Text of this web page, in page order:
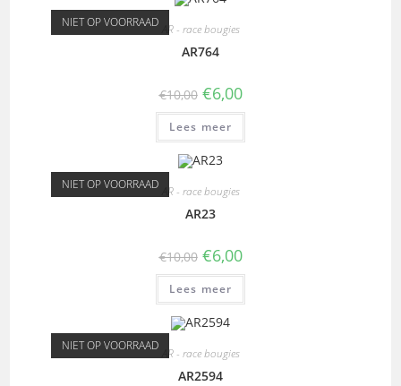
NIET OP VOORRAAD AR - race bougies
AR764
€10,00 €6,00
Lees meer
NIET OP VOORRAAD AR - race bougies
AR23
€10,00 €6,00
Lees meer
NIET OP VOORRAAD AR - race bougies
AR2594